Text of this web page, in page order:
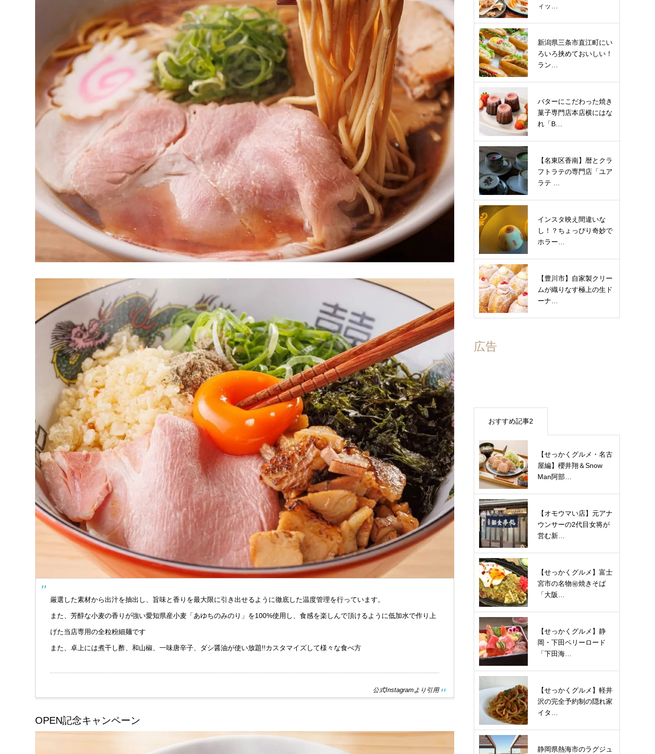
厳選した素材から出汁を抽出し、旨味と香りを最大限に引き出せるように徹底した温度管理を行っています。
また、芳醇な小麦の香りが強い愛知県産小麦「あゆちのみのり」を100%使用し、食感を楽しんで頂けるように低加水で作り上
げた当店専用の全粒粉細麺です
また、卓上には煮干し酢、和山椒、一味唐辛子、ダシ醤油が使い放題!!カスタマイズして様々な食べ方
公式Instagramより引用
OPEN記念キャンペーン
ィッ…
新潟県三条市直江町にい
ろいろ挟めておいしい！
ラン…
バターにこだわった焼き
菓子専門店本店横にはな
れ「B…
【名東区香南】暦とクラ
フトラテの専門店「ユア
ラテ …
インスタ映え間違いな
し！？ちょっぴり奇妙で
ホラー…
【豊川市】自家製クリー
ムが織りなす極上の生ド
ーナ…
広告
おすすめ記事2
【せっかくグルメ・名古
屋編】櫻井翔＆Snow
Man阿部…
【オモウマい店】元アナ
ウンサーの2代目女将が
営む新…
【せっかくグルメ】富士
宮市の名物㊙焼きそば
「大阪…
【せっかくグルメ】静
岡・下田ペリーロード
「下田海…
【せっかくグルメ】軽井
沢の完全予約制の隠れ家
イタ…
静岡県熱海市のラグジュ